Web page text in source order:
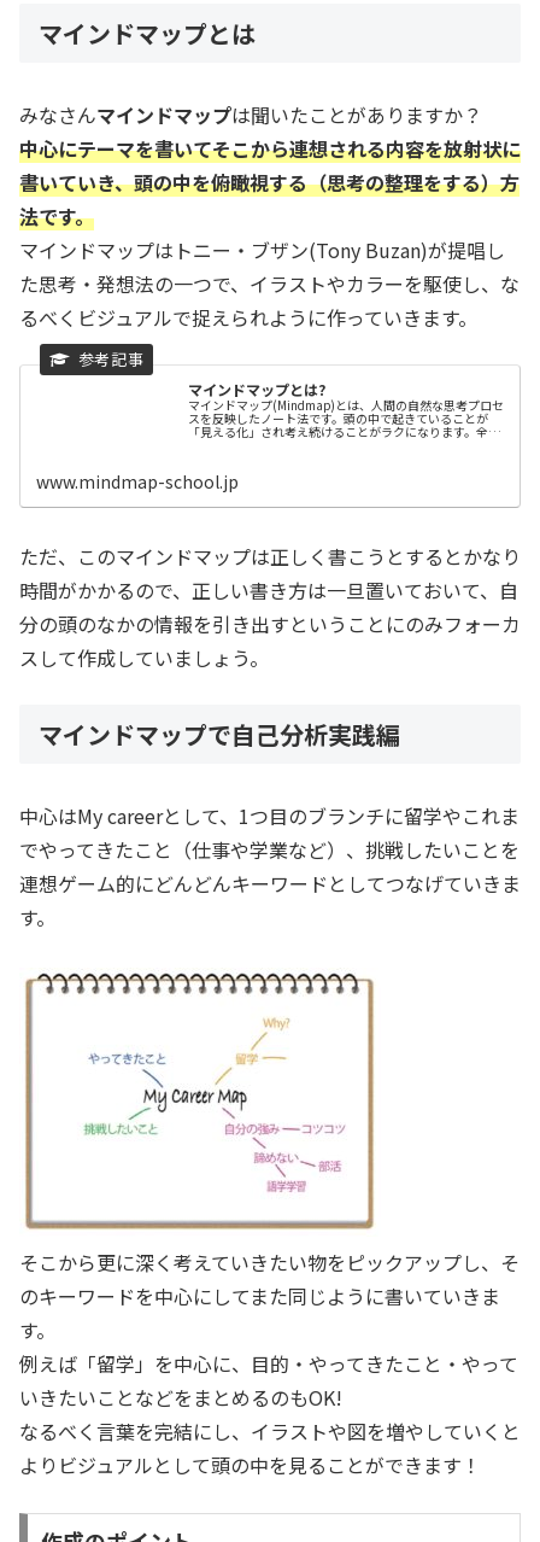
マインドマップとは
みなさんマインドマップは聞いたことがありますか？
中心にテーマを書いてそこから連想される内容を放射状に
書いていき、頭の中を俯瞰視する（思考の整理をする）方
法です。
マインドマップはトニー・ブザン(Tony Buzan)が提唱し
た思考・発想法の一つで、イラストやカラーを駆使し、な
るべくビジュアルで捉えられように作っていきます。
マインドマップとは?
マインドマップ(Mindmap)とは、人間の自然な思考プロセ
スを反映したノート法です。頭の中で起きていることが
「見える化」され考え続けることがラクになります。全体
をひと目で見渡すことができ統合的に考えるのを促すた
www.mindmap-school.jp
ただ、このマインドマップは正しく書こうとするとかなり
時間がかかるので、正しい書き方は一旦置いておいて、自
分の頭のなかの情報を引き出すということにのみフォーカ
スして作成していましょう。
マインドマップで自己分析実践編
中心はMy careerとして、1つ目のブランチに留学やこれま
でやってきたこと（仕事や学業など）、挑戦したいことを
連想ゲーム的にどんどんキーワードとしてつなげていきま
す。
そこから更に深く考えていきたい物をピックアップし、そ
のキーワードを中心にしてまた同じように書いていきま
す。
例えば「留学」を中心に、目的・やってきたこと・やって
いきたいことなどをまとめるのもOK!
なるべく言葉を完結にし、イラストや図を増やしていくと
よりビジュアルとして頭の中を見ることができます！